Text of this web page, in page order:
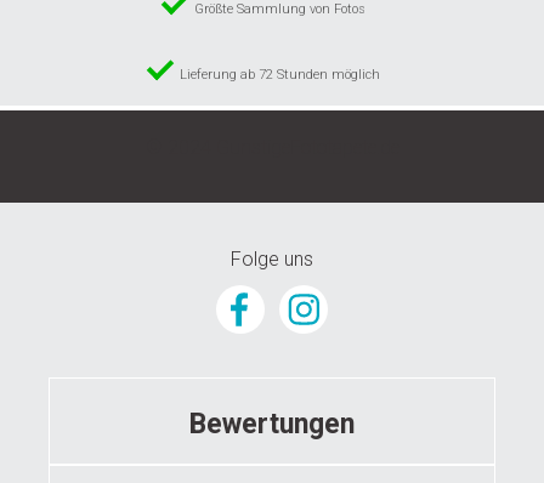
Größte Sammlung von Fotos
Lieferung ab 72 Stunden möglich
Folge uns
Bewertungen